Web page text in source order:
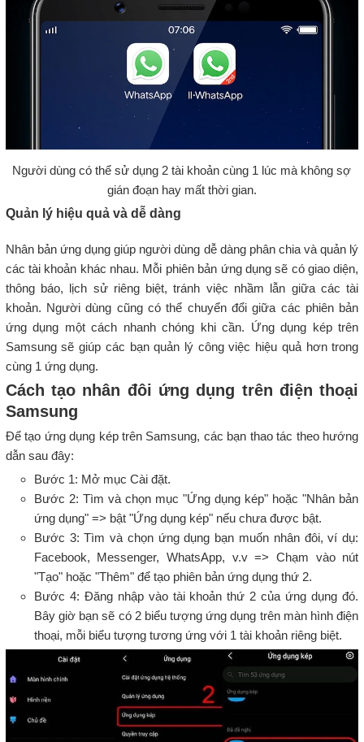
Người dùng có thể sử dụng 2 tài khoản cùng 1 lúc mà không sợ
gián đoạn hay mất thời gian.
Quản lý hiệu quả và dễ dàng
Nhân bản ứng dụng giúp người dùng dễ dàng phân chia và quản lý
các tài khoản khác nhau. Mỗi phiên bản ứng dụng sẽ có giao diện,
thông báo, lịch sử riêng biệt, tránh việc nhầm lẫn giữa các tài
khoản. Người dùng cũng có thể chuyển đổi giữa các phiên bản
ứng dụng một cách nhanh chóng khi cần. Ứng dụng kép trên
Samsung sẽ giúp các bạn quản lý công việc hiệu quả hơn trong
cùng 1 ứng dụng.
Cách tạo nhân đôi ứng dụng trên điện thoại
Samsung
Để tạo ứng dụng kép trên Samsung, các bạn thao tác theo hướng
dẫn sau đây:
Bước 1: Mở mục Cài đặt.
Bước 2: Tìm và chọn mục "Ứng dụng kép" hoặc "Nhân bản
ứng dụng" => bật "Ứng dụng kép" nếu chưa được bật.
Bước 3: Tìm và chọn ứng dụng bạn muốn nhân đôi, ví dụ:
Facebook, Messenger, WhatsApp, v.v => Chạm vào nút
"Tạo" hoặc "Thêm" để tạo phiên bản ứng dụng thứ 2.
Bước 4: Đăng nhập vào tài khoản thứ 2 của ứng dụng đó.
Bây giờ bạn sẽ có 2 biểu tượng ứng dụng trên màn hình điện
thoại, mỗi biểu tượng tương ứng với 1 tài khoản riêng biệt.